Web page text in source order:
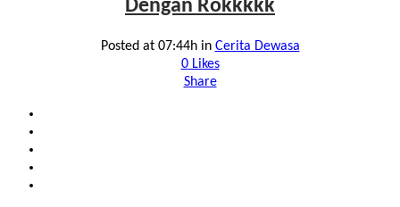
Dengan Rokkkkk
Posted at 07:44hin Cerita Dewasa
0Likes
Share